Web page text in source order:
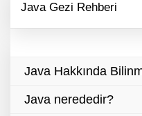
Java Gezi Rehberi
Java Hakkında
Java nerededir?